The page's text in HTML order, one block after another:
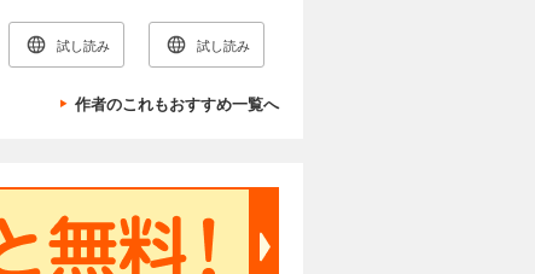
試し読み 試し読み
作者のこれもおすすめ一覧へ